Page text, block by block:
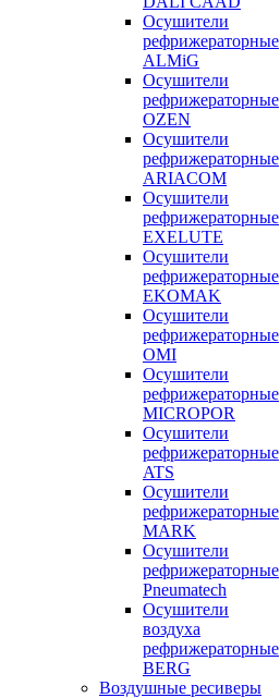
Осушители
рефрижераторные
ALMiG
Осушители
рефрижераторные
OZEN
Осушители
рефрижераторные
ARIACOM
Осушители
рефрижераторные
EXELUTE
Осушители
рефрижераторные
EKOMAK
Осушители
рефрижераторные
OMI
Осушители
рефрижераторные
MICROPOR
Осушители
рефрижераторные
ATS
Осушители
рефрижераторные
MARK
Осушители
рефрижераторные
Pneumatech
Осушители
воздуха
рефрижераторные
BERG
Воздушные ресиверы